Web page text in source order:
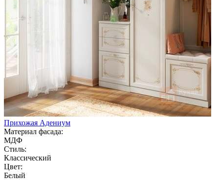
Прихожая Адениум
Материал фасада:
МДФ
Стиль:
Классический
Цвет:
Белый